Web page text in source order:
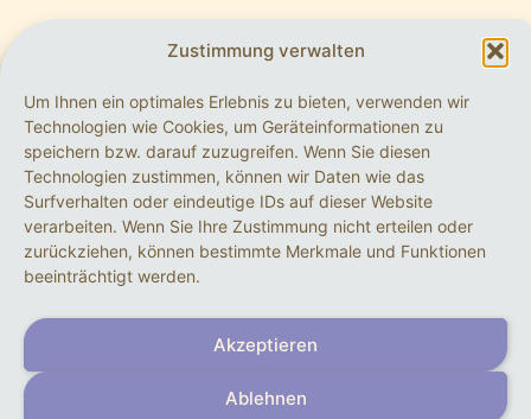
Zustimmung verwalten
Um Ihnen ein optimales Erlebnis zu bieten, verwenden wir
Technologien wie Cookies, um Geräteinformationen zu
speichern bzw. darauf zuzugreifen. Wenn Sie diesen
Technologien zustimmen, können wir Daten wie das
Surfverhalten oder eindeutige IDs auf dieser Website
verarbeiten. Wenn Sie Ihre Zustimmung nicht erteilen oder
zurückziehen, können bestimmte Merkmale und Funktionen
beeinträchtigt werden.
Akzeptieren
Ablehnen
Bleibe auf dem Laufenden! Melde dich jetzt
E-Mail-Adresse
Hiermit akzeptiere ich die
Datenschutzbestimmungen